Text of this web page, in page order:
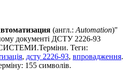
(англ.: Automation)"
документі ДСТУ 2226-93
Теги:
, дсту 2226-93, впровадження.
155 символів.